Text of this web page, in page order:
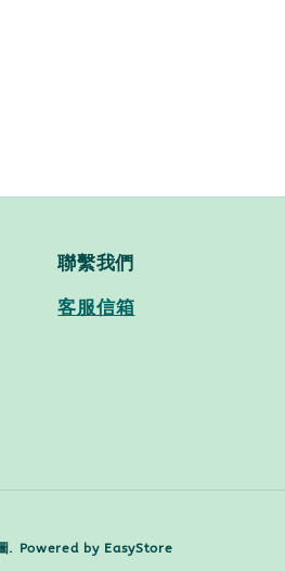
聯繫我們
客服信箱
. Powered by EasyStore